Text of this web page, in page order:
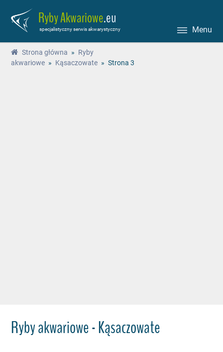
Ryby Akwariowe.eu
specjalistyczny serwis akwarystyczny Menu
Strona główna » Ryby
akwariowe » Kąsaczowate » Strona 3
Ryby akwariowe - Kąsaczowate